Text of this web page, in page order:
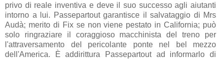
privo di reale inventiva e deve il suo successo agli aiutanti
intorno a lui. Passepartout garantisce il salvataggio di Mrs
Audà; merito di Fix se non viene pestato in California; può
solo ringraziare il coraggioso macchinista del treno per
l'attraversamento del pericolante ponte nel bel mezzo
dell'America. È addirittura Passepartout ad informarlo di